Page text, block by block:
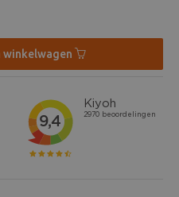
winkelwagen